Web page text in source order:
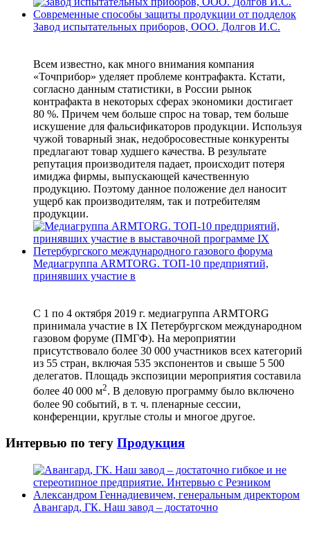
Завод испытательных приборов, ООО. Долгов И.С.
Всем известно, как много внимания компания
«Точприбор» уделяет проблеме контрафакта. Кстати,
согласно данным статистики, в России рынок
контрафакта в некоторых сферах экономики достигает
80 %. Причем чем больше спрос на товар, тем больше
искушение для фальсификаторов продукции. Используя
чужой товарный знак, недобросовестные конкуренты
предлагают товар худшего качества. В результате
репутация производителя падает, происходит потеря
имиджа фирмы, выпускающей качественную
продукцию. Поэтому данное положение дел наносит
ущерб как производителям, так и потребителям
продукции.
Медиагруппа ARMTORG. ТОП-10 предприятий,
принявших участие в
С 1 по 4 октября 2019 г. медиагруппа ARMTORG
принимала участие в IX Петербургском международном
газовом форуме (ПМГФ). На мероприятии
присутствовало более 30 000 участников всех категорий
из 55 стран, включая 535 экспонентов и свыше 5 500
делегатов. Площадь экспозиции мероприятия составила
более 40 000 м2. В деловую программу было включено
более 90 событий, в т. ч. пленарные сессии,
конференции, круглые столы и многое другое.
Интервью по тегу Продукция
Авангард, ГК. Наш завод – достаточно